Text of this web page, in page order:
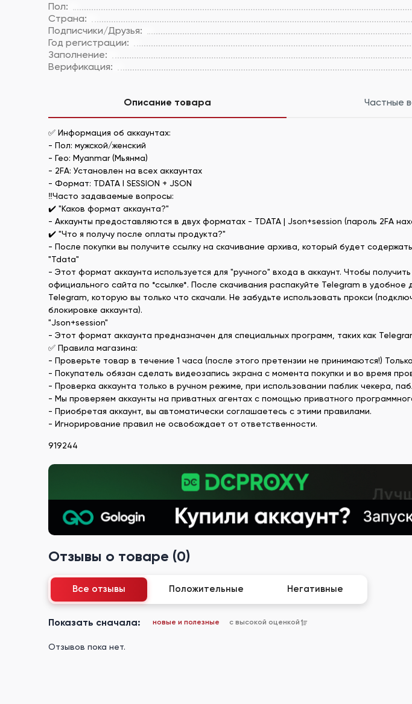
Пол:
Страна:
Подписчики/Друзья:
Год регистрации:
Заполнение:
Верификация:
Описание товара Частные
✅ Информация об аккаунтах:
- Пол: мужской/женский
- Гео: Myanmar (Мьянма)
- 2FA: Установлен на всех аккаунтах
- Формат: TDATA I SESSION + JSON
‼️Часто задаваемые вопросы:
✔️ "Каков формат аккаунта?"
- Аккаунты предоставляются в двух форматах - TDATA | Json+session (пароль 2FA
✔️ "Что я получу после оплаты продукта?"
- После покупки вы получите ссылку на скачивание архива, который будет
"Tdata"
- Этот формат аккаунта используется для "ручного" входа в аккаунт. Чтобы
официального сайта по *ссылке*. После скачивания распакуйте Telegram в
Telegram, которую вы только что скачали. Не забудьте использовать прокси
блокировке аккаунта).
"Json+session"
- Этот формат аккаунта предназначен для специальных программ, таких как
✅ Правила магазина:
- Проверьте товар в течение 1 часа (после этого претензии не принимаются!)
- Покупатель обязан сделать видеозапись экрана с момента покупки и во время
- Проверка аккаунта только в ручном режиме, при использовании паблик чекера,
- Мы проверяем аккаунты на приватных агентах с помощью приватного
- Приобретая аккаунт, вы автоматически соглашаетесь с этими правилами.
- Игнорирование правил не освобождает от ответственности.
919244
Отзывы о товаре (0)
Все отзывы Положительные Негативные
Показать сначала: новые и полезные с высокой оценкой
Отзывов пока нет.